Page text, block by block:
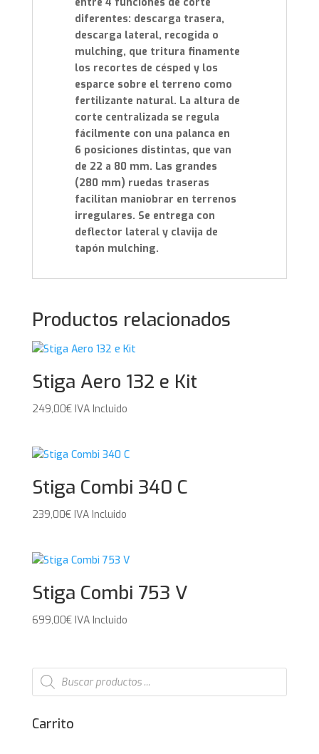
diferentes: descarga trasera,
descarga lateral, recogida o
mulching, que tritura finamente
los recortes de césped y los
esparce sobre el terreno como
fertilizante natural. La altura de
corte centralizada se regula
fácilmente con una palanca en
6 posiciones distintas, que van
de 22 a 80 mm. Las grandes
(280 mm) ruedas traseras
facilitan maniobrar en terrenos
irregulares. Se entrega con
deflector lateral y clavija de
tapón mulching.
Productos relacionados
Stiga Aero 132 e Kit
249,00€ IVA Incluido
Stiga Combi 340 C
239,00€ IVA Incluido
Stiga Combi 753 V
699,00€ IVA Incluido
Búsqueda
de
productos
Carrito